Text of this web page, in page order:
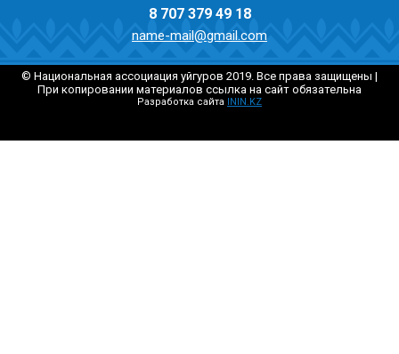
8 707 379 49 18
name-mail@gmail.com
© Национальная ассоциация уйгуров 2019. Все права защищены |
При копировании материалов ссылка на сайт обязательна
Разработка сайта ININ.KZ